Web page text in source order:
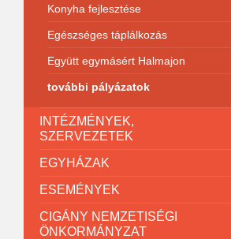
Konyha fejlesztése
Egészséges táplálkozás
Együtt egymásért Halmajon
további pályázatok
INTÉZMÉNYEK,
SZERVEZETEK
EGYHÁZAK
ESEMÉNYEK
CIGÁNY NEMZETISÉGI
ÖNKORMÁNYZAT